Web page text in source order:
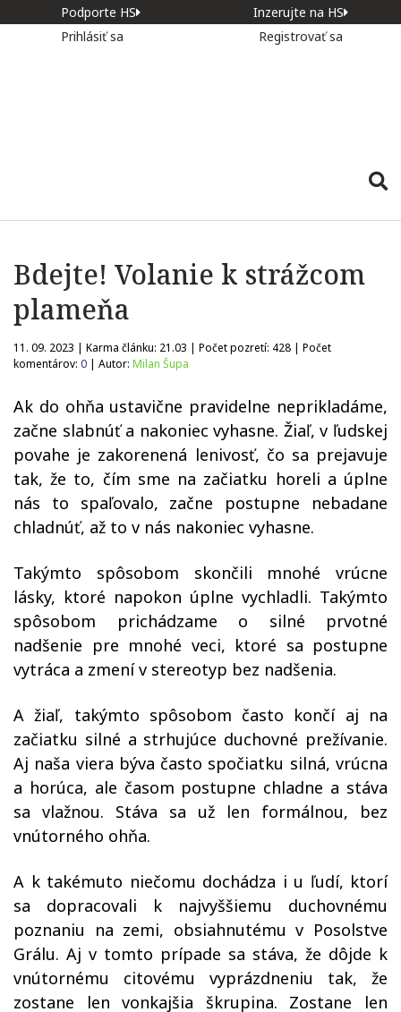
Podporte HS
Inzerujte na HS
Prihlásiť sa
Registrovať sa
Bdejte! Volanie k strážcom
plameňa
11. 09. 2023 | Karma článku: 21.03 | Počet pozretí: 428 | Počet
komentárov: 0 | Autor: Milan Šupa
Ak do ohňa ustavične pravidelne neprikladáme,
začne slabnúť a nakoniec vyhasne. Žiaľ, v ľudskej
povahe je zakorenená lenivosť, čo sa prejavuje
tak, že to, čím sme na začiatku horeli a úplne
nás to spaľovalo, začne postupne nebadane
chladnúť, až to v nás nakoniec vyhasne.
Takýmto spôsobom skončili mnohé vrúcne
lásky, ktoré napokon úplne vychladli. Takýmto
spôsobom prichádzame o silné prvotné
nadšenie pre mnohé veci, ktoré sa postupne
vytráca a zmení v stereotyp bez nadšenia.
A žiaľ, takýmto spôsobom často končí aj na
začiatku silné a strhujúce duchovné prežívanie.
Aj naša viera býva často spočiatku silná, vrúcna
a horúca, ale časom postupne chladne a stáva
sa vlažnou. Stáva sa už len formálnou, bez
vnútorného ohňa.
A k takémuto niečomu dochádza i u ľudí, ktorí
sa dopracovali k najvyššiemu duchovnému
poznaniu na zemi, obsiahnutému v Posolstve
Grálu. Aj v tomto prípade sa stáva, že dôjde k
vnútornému citovému vyprázdneniu tak, že
zostane len vonkajšia škrupina. Zostane len